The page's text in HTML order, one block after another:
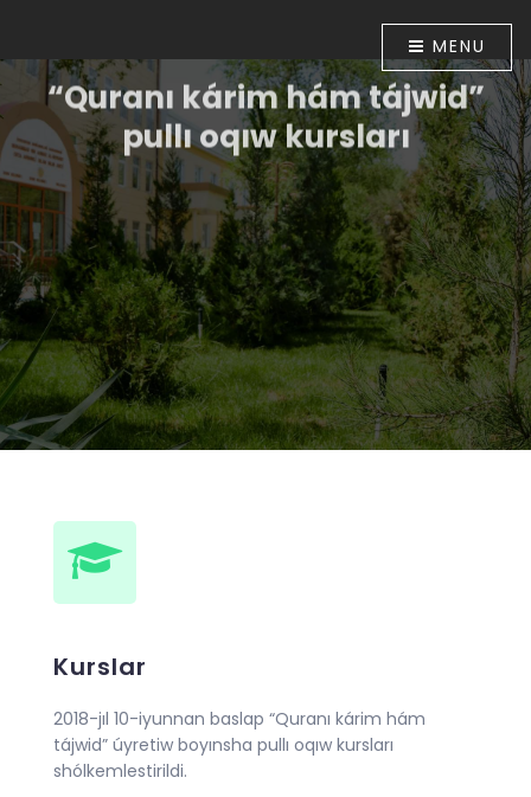
MENU
“Quranı kárim hám tájwid”
pullı oqıw kursları
Ózbekstan Respublikası Prezidentiniń “Diniy-
aǵartıwshılıq tarawınıń jumısın túpkilikli jetilistiriw
ilajları haqqında”ǵı 2018-jıl 16-apreldegi PP-5416-sanlı
Pármanı menen tastıyıqlanǵan ilajlar
Baǵdarlamasınıń 6-bántinde belgilengen
wazıypalardıń orınlanıwın támiyinlew maqsetinde
Ózbekstan musılmanları mákemesiniń 2018-jıl 30-
apreldegi 01A/056-sanlı buyrıǵı tastıyıqlanǵan. Usı
múnásibet penen Muhammad ibn Ahmad al-Beruniy
medresesinde 2018-jıl 10-iyunnan baslap “Quranı
Kurslar
2018-jıl 10-iyunnan baslap “Quranı kárim hám
tájwid” úyretiw boyınsha pullı oqıw kursları
shólkemlestirildi.